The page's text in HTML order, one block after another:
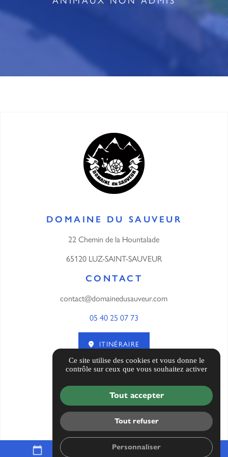
calendar_today mail
DOMAINE DU SAUVEUR
22 Chemin de la Hountalade
65120 LUZ-SAINT-SAUVEUR
CONTACT
contact@domainedusauveur.com
05 40 25 07 73
ITINÉRAIRE
Informations complémentaires
Mentions légales
Politique de confidentialité
Gestion des cookies
Ce site utilise des cookies et vous donne le
contrôle sur ceux que vous souhaitez activer
Tout accepter
Tout refuser
Personnaliser